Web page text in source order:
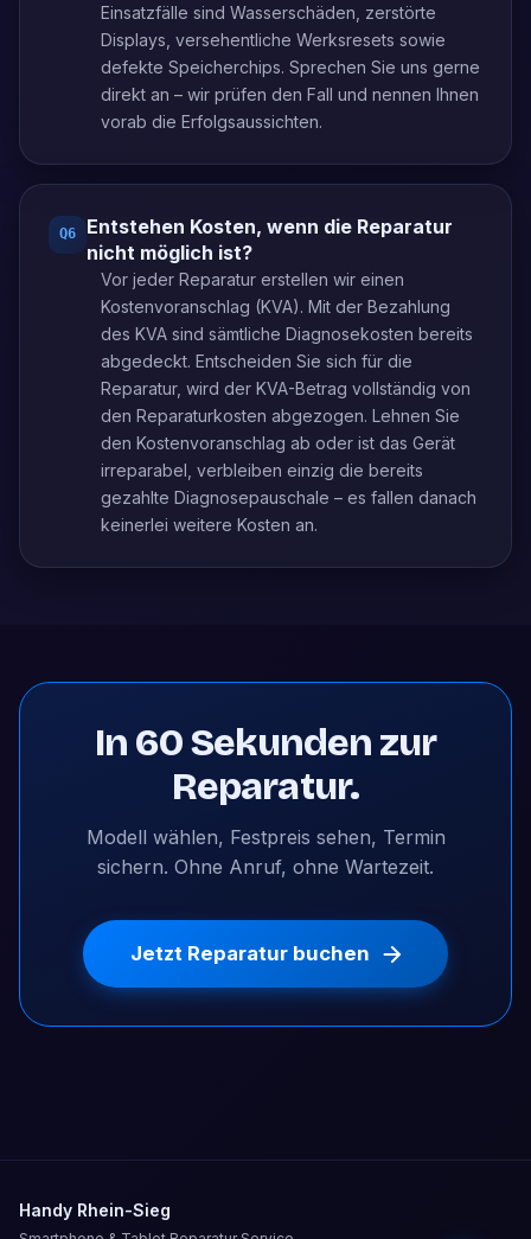
Einsatzfälle sind Wasserschäden, zerstörte
Displays, versehentliche Werksresets sowie
defekte Speicherchips. Sprechen Sie uns gerne
direkt an – wir prüfen den Fall und nennen Ihnen
vorab die Erfolgsaussichten.
Q6
Entstehen Kosten, wenn die Reparatur
nicht möglich ist?
Vor jeder Reparatur erstellen wir einen
Kostenvoranschlag (KVA). Mit der Bezahlung
des KVA sind sämtliche Diagnosekosten bereits
abgedeckt. Entscheiden Sie sich für die
Reparatur, wird der KVA-Betrag vollständig von
den Reparaturkosten abgezogen. Lehnen Sie
den Kostenvoranschlag ab oder ist das Gerät
irreparabel, verbleiben einzig die bereits
gezahlte Diagnosepauschale – es fallen danach
keinerlei weitere Kosten an.
In 60 Sekunden zur
Reparatur.
Modell wählen, Festpreis sehen, Termin
sichern. Ohne Anruf, ohne Wartezeit.
Jetzt Reparatur buchen
Handy Rhein-Sieg